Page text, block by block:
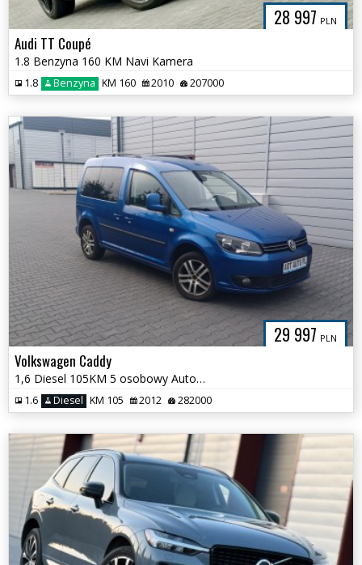
28 997 PLN
Audi TT Coupé
1.8 Benzyna 160 KM Navi Kamera
1.8 Benzyna KM 160 2010 207000
29 997 PLN
Volkswagen Caddy
1,6 Diesel 105KM 5 osobowy Automat
1.6 Diesel KM 105 2012 282000